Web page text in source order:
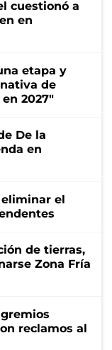
cuestionó a
en
etapa y
de
2027"
De la
en
el
de tierras,
Zona Fría
reclamos al